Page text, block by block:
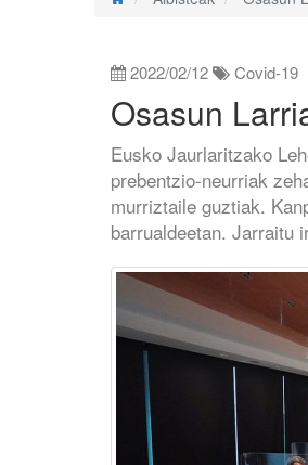
2022/02/12 Covid-19
Osasun
Eusko Jaurlaritzako
prebentzio-neurriak
murriztaile guztiak.
barrualdeetan. Jarraitu